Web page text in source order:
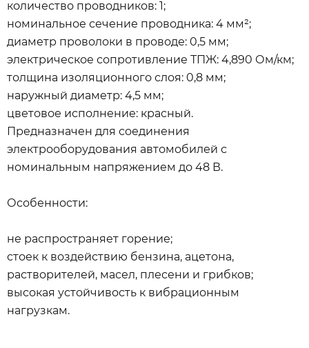
количество проводников: 1;
номинальное сечение проводника: 4 мм²;
диаметр проволоки в проводе: 0,5 мм;
электрическое сопротивление ТПЖ: 4,890 Ом/км;
толщина изоляционного слоя: 0,8 мм;
наружный диаметр: 4,5 мм;
цветовое исполнение: красный.
Предназначен для соединения
электрооборудования автомобилей с
номинальным напряжением до 48 В.
Особенности:
не распространяет горение;
стоек к воздействию бензина, ацетона,
растворителей, масел, плесени и грибков;
высокая устойчивость к вибрационным
нагрузкам.